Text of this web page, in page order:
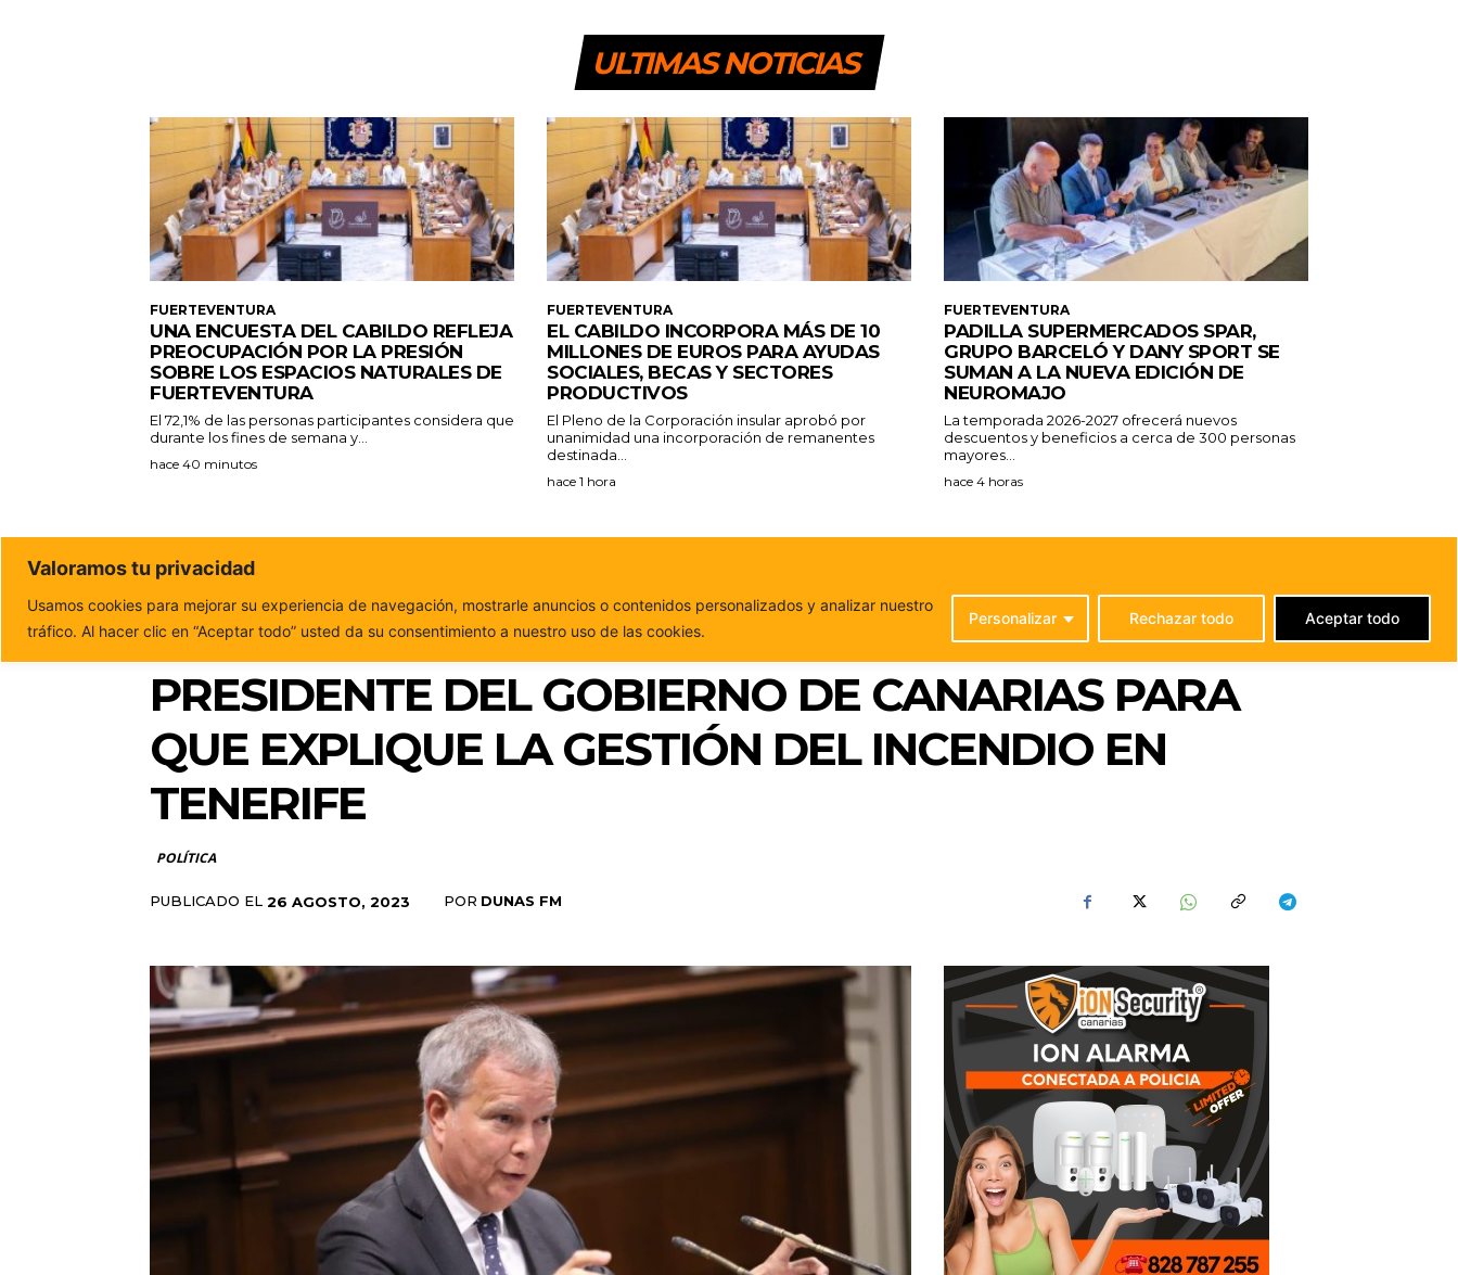
ULTIMAS NOTICIAS
FUERTEVENTURA
UNA ENCUESTA DEL CABILDO REFLEJA
PREOCUPACIÓN POR LA PRESIÓN
SOBRE LOS ESPACIOS NATURALES DE
FUERTEVENTURA
El 72,1% de las personas participantes considera que
durante los fines de semana y...
hace 40 minutos
FUERTEVENTURA
EL CABILDO INCORPORA MÁS DE 10
MILLONES DE EUROS PARA AYUDAS
SOCIALES, BECAS Y SECTORES
PRODUCTIVOS
El Pleno de la Corporación insular aprobó por
unanimidad una incorporación de remanentes
destinada...
hace 1 hora
FUERTEVENTURA
PADILLA SUPERMERCADOS SPAR,
GRUPO BARCELÓ Y DANY SPORT SE
SUMAN A LA NUEVA EDICIÓN DE
NEUROMAJO
La temporada 2026-2027 ofrecerá nuevos
descuentos y beneficios a cerca de 300 personas
mayores...
hace 4 horas